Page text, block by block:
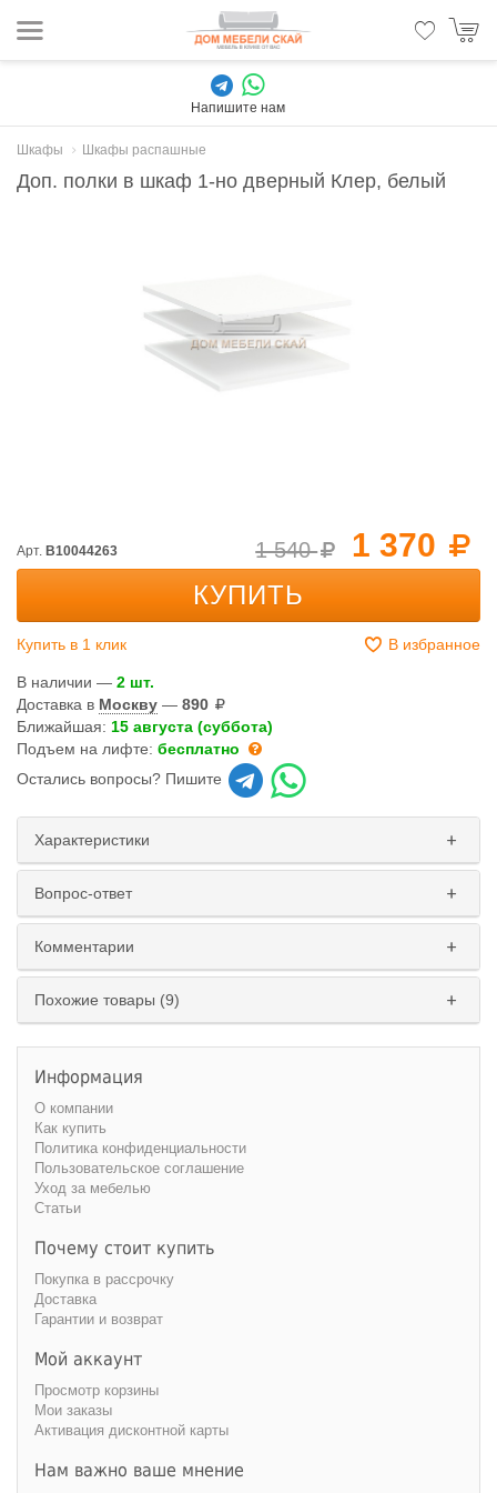
Напишите нам
Шкафы Шкафы распашные
Доп. полки в шкаф 1-но дверный Клер, белый
1 370
1 540
Арт. B10044263
КУПИТЬ
Купить в 1 клик В избранное
В наличии — 2 шт.
Доставка в Москву — 890
Ближайшая: 15 августа (суббота)
Подъем на лифте: бесплатно
Остались вопросы? Пишите
Характеристики
Вопрос-ответ
Комментарии
Похожие товары (9)
Информация
О компании
Как купить
Политика конфиденциальности
Пользовательское соглашение
Уход за мебелью
Статьи
Почему стоит купить
Покупка в рассрочку
Доставка
Гарантии и возврат
Мой аккаунт
Просмотр корзины
Мои заказы
Активация дисконтной карты
Нам важно ваше мнение